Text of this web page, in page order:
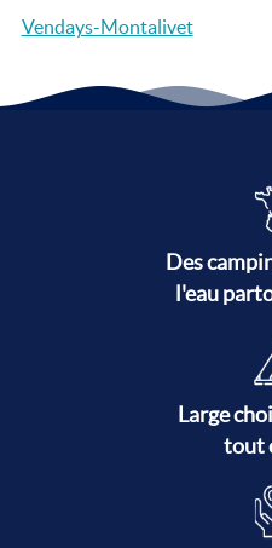
Vendays-Montalivet
Des
l'eau
Large
tout